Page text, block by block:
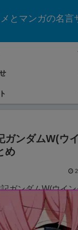
とマンガの名言
ガンダムW(ウ
め
ガンダムW(ウイ
。